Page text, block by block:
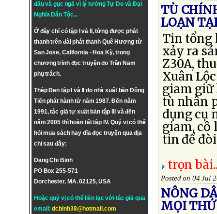
đấu và gục ngã vì lý tưởngTự DovàĐại
Nghĩa Dân Tộc...
Ở đây chỉ có tập I và II, từng được phát
thanh trên đài phát thanh Quê Hương từ
San Jose, California - Hoa Kỳ, trong
chương trình đọc truyện do Trần Nam
phụ trách.
Thép Đen tập I và II do nhà xuất bản Đông
Tiến phát hành từ năm 1987. Đến năm
1991, tác giả tự xuất bản tập III và đến
năm 2005 thì hoàn tất tập IV. Quý vị có thể
hỏi mua sách hay dĩa đọc truyện qua địa
chỉ sau đây:
Dang Chi Binh
PO Box 255-571
Dorchester, MA. 02125, USA
Hoặc quý vị có thể liên lạc với tác giả qua
email:dcbinh38@hotmail.com
TÙ
LOẠN
Tin tổng
xảy ra
Z30A,
Xuân
giam giữ
tù nhân
dụng cụ
giam, cô
tin để
trọn
Posted on 04 Jul
NÔNG
MỌI THỨ